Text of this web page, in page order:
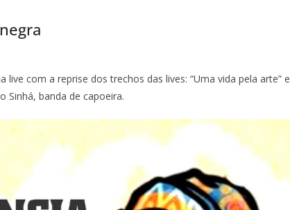
live com a reprise dos trechos das lives: “Uma vida pela arte” e
Sinhá, banda de capoeira.